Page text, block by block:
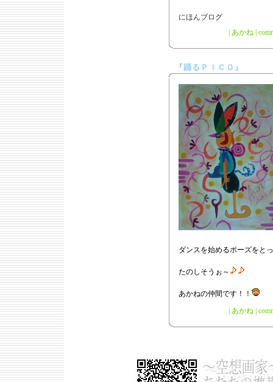
あかね|
『踊るＰＩＣＯ』
ダンスを始めるポーズをと
たのしそうぉ～
あかねの仲間です！！
あかね|